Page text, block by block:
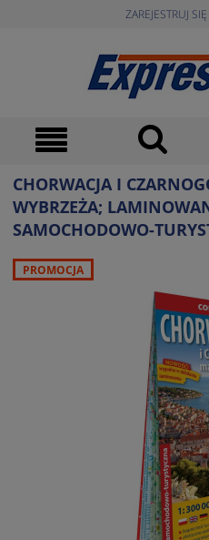
ZAREJESTRUJ SIĘ
CHORWACJA I
WYBRZEŻA;
SAMOCHODOWO-
PROMOCJA